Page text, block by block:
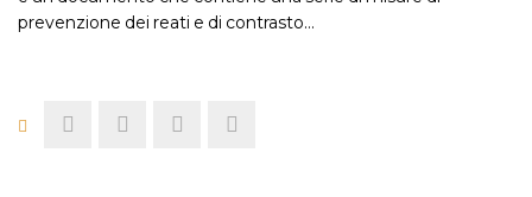
prevenzione dei reati e di contrasto…